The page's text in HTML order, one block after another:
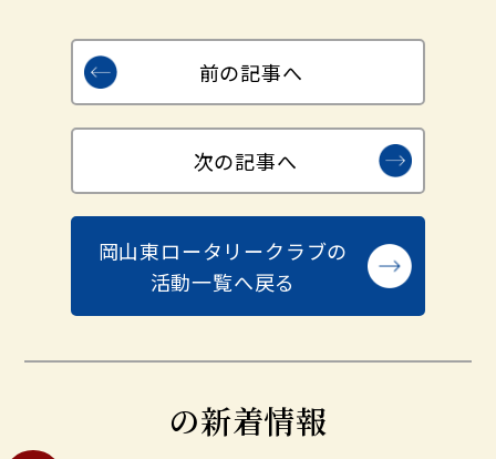
前の記事へ
岡山東ロータリークラブの
活動一覧へ戻る
次の記事へ
の新着情報